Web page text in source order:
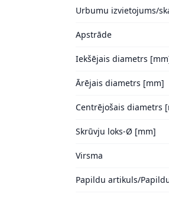
Urbumu izvietojums/
Apstrāde
Iekšējais diametrs
Ārējais diametrs [mm]
Centrējošais diametrs
Skrūvju loks-Ø [mm]
Virsma
Papildu artikuls/